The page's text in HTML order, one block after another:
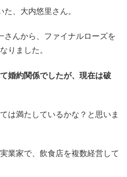
、大内悠里さん。
さんから、ファイナルローズを
りました。
婚約関係でしたが、現在は破
は満たしているかな？と思いま
業家で、飲食店を複数経営して